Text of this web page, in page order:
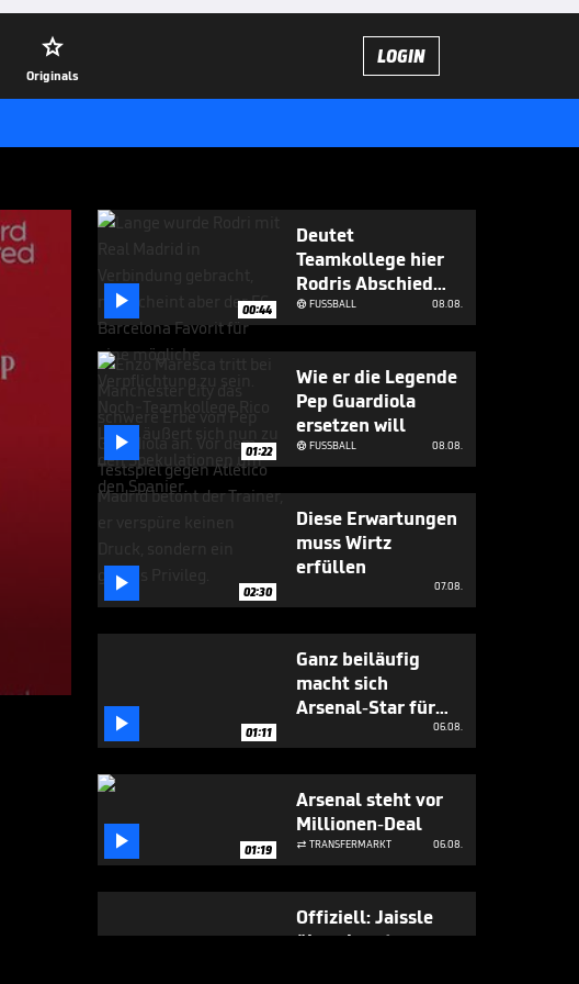

Originals
LOGIN
 00:44
Deutet
Teamkollege hier
Rodris Abschied
an?
 FUSSBALL 08.08.
 01:22
Wie er die Legende
Pep Guardiola
ersetzen will
 FUSSBALL 08.08.
 02:30
Diese Erwartungen
muss Wirtz
erfüllen
07.08.
 01:11
Ganz beiläufig
macht sich
Arsenal-Star für
06.08.
 01:19
Arsenal steht vor
Millionen-Deal
 TRANSFERMARKT 06.08.
Offiziell: Jaissle
übernimmt